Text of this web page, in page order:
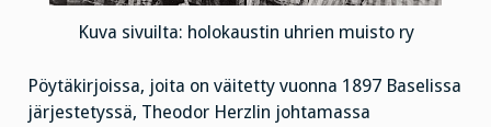
Kuva sivuilta: holokaustin uhrien muisto ry
Pöytäkirjoissa, joita on väitetty vuonna 1897 Baselissa
järjestetyssä, Theodor Herzlin johtamassa